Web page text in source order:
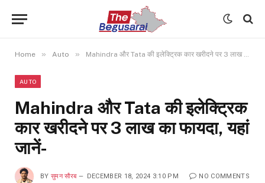
Home » Auto » Mahindra और Tata की इलेक्ट्रिक कार खरीदने पर 3 लाख का फायदा, यहां जानें-
AUTO
Mahindra और Tata की इलेक्ट्रिक
कार खरीदने पर 3 लाख का फायदा, यहां
जानें-
BY सुमन सौरब DECEMBER 18, 2024 3:10 PM NO COMMENTS